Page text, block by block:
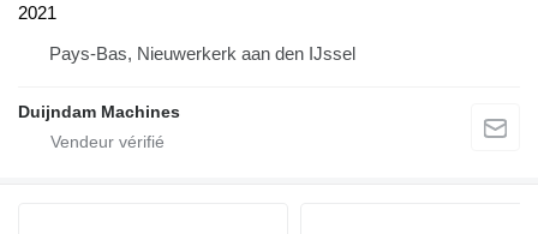
2021
Pays-Bas, Nieuwerkerk aan den IJssel
Duijndam Machines